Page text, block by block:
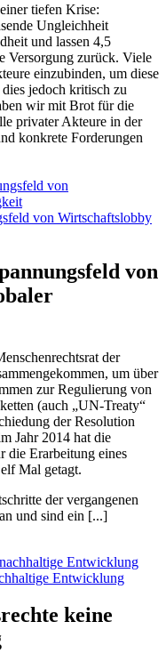
tiefen Krise:
Ungleichheit
und lassen 4,5
Versorgung zurück. Viele
einzubinden, um diese
jedoch kritisch zu
wir mit Brot für die
privater Akteure in der
konkrete Forderungen
von Wirtschaftslobby
von
der
um über
zur Regulierung von
(auch „UN-Treaty“
der Resolution
Jahr 2014 hat die
die Erarbeitung eines
Mal getagt.
der vergangenen
und sind ein [...]
Entwicklung
keine